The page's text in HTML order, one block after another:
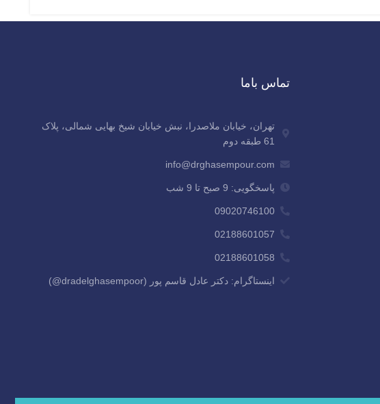
تماس باما
تهران، خیابان ملاصدرا، نبش خیابان شیخ بهایی شمالی، پلاک
61 طبقه دوم
info@drghasempour.com
پاسخگویی: 9 صبح تا 9 شب
09020746100
02188601057
02188601058
اینستاگرام: دکتر عادل قاسم پور (dradelghasempoor@)